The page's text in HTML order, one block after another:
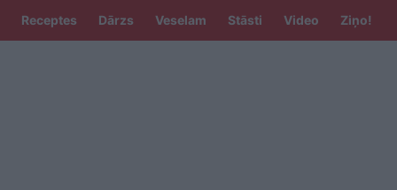
Receptes Dārzs Veselam Stāsti Video Ziņo!